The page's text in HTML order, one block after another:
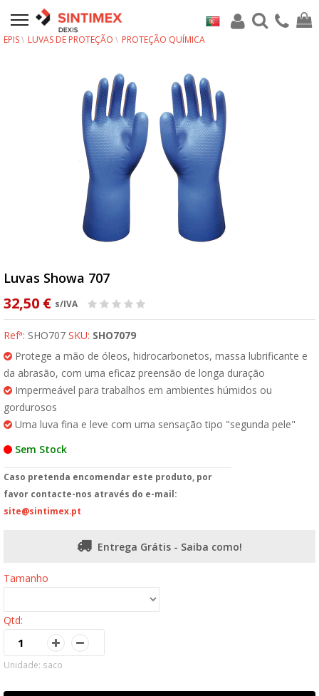
EPIS LUVAS DE PROTEÇÃO PROTEÇÃO QUÍMICA
Luvas Showa 707
32,50 € s/IVA
Refª: SHO707 SKU: SHO7079
Protege a mão de óleos, hidrocarbonetos, massa lubrificante e
da abrasão, com uma eficaz preensão de longa duração
Impermeável para trabalhos em ambientes húmidos ou
gordurosos
Uma luva fina e leve com uma sensação tipo "segunda pele"
Sem Stock
Caso pretenda encomendar este produto, por
favor contacte-nos através do e-mail:
site@sintimex.pt
Entrega Grátis - Saiba como!
Tamanho
Qtd:
Unidade: saco